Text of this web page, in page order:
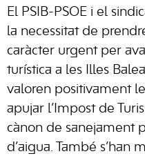
El PSIB-PSOE i el
la necessitat de
caràcter urgent per
turística a les Illes
valoren positivament
apujar l’Impost de
cànon de sanejament
d’aigua. També s’han